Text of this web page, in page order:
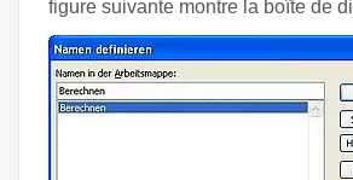
figure suivante montre la boîte de